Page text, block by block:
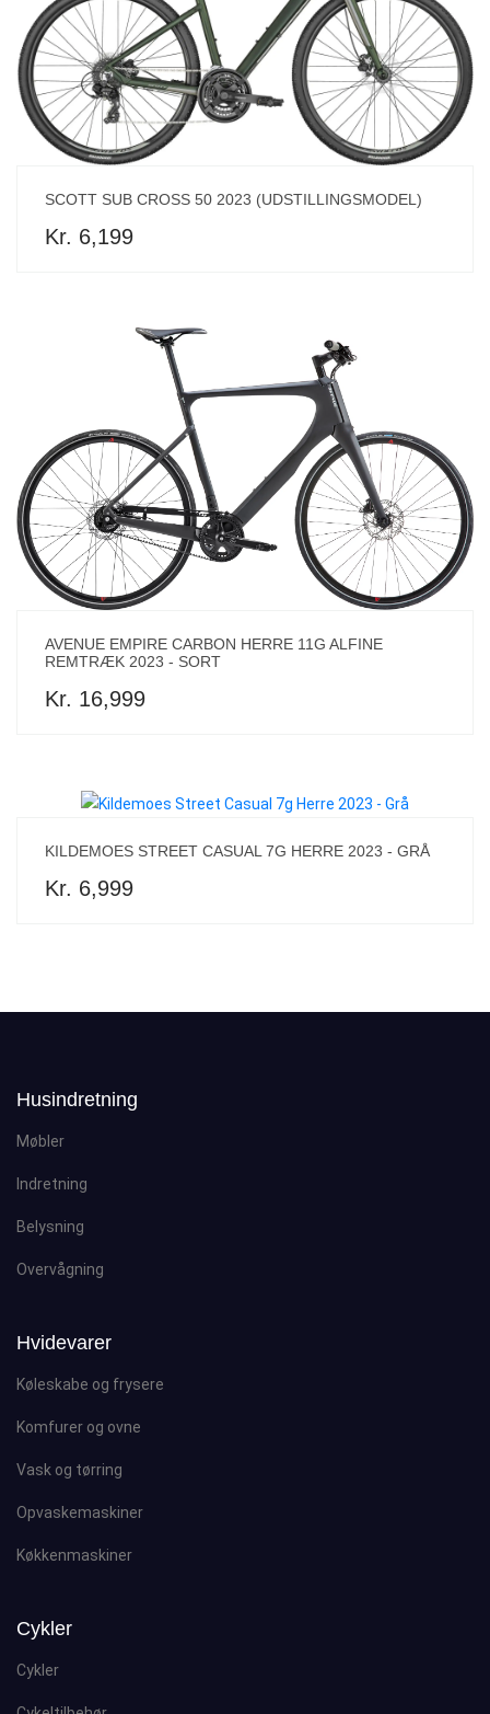
SCOTT SUB CROSS 50 2023 (UDSTILLINGSMODEL)
Kr. 6,199
AVENUE EMPIRE CARBON HERRE 11G ALFINE
REMTRÆK 2023 - SORT
Kr. 16,999
KILDEMOES STREET CASUAL 7G HERRE 2023 - GRÅ
Kr. 6,999
Husindretning
Møbler
Indretning
Belysning
Overvågning
Hvidevarer
Køleskabe og frysere
Komfurer og ovne
Vask og tørring
Opvaskemaskiner
Køkkenmaskiner
Cykler
Cykler